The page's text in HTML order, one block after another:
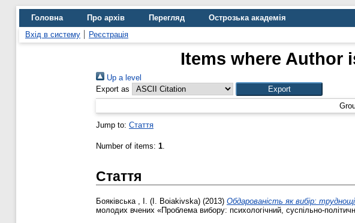
Головна Про архів Перегляд
Острозька академія
Вхід в систему
Реєстрація
Items where Author
Up a level
Export as
Jump to: Стаття
Number of items: 1.
Стаття
Бояківська , І. (I. Boiakivska) (2013) Обдарованість як вибір: труднощі
молодих вчених «Проблема вибору: психологічний, суспільно-